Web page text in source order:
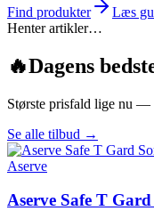
Find produkter
Læs
Henter artikler…
🔥Dagens
Største prisfald lige nu —
Se alle tilbud →
Aserve
Aserve Safe T